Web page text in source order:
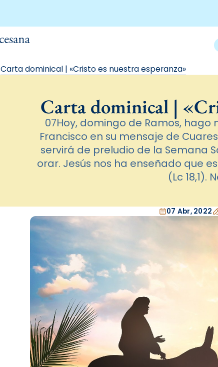
Carta dominical | «Cristo es nuestra esperanza»
Carta dominical |
07Hoy, domingo de Ramos,
Francisco en su mensaje de
servirá de preludio de la Semana
orar. Jesús nos ha enseñado que
(Lc 18,1).
07 Abr, 2022